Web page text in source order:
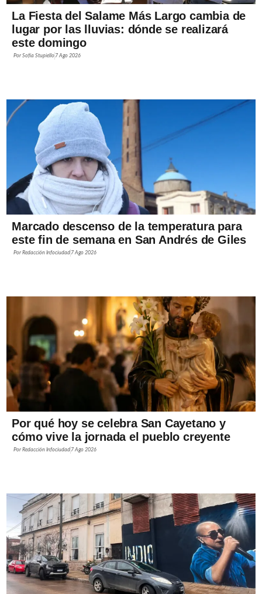
La Fiesta del Salame Más Largo cambia de
lugar por las lluvias: dónde se realizará
este domingo
PorSofía Stupiello 7 Ago 2026
Marcado descenso de la temperatura para
este fin de semana en San Andrés de Giles
PorRedacción Infociudad 7 Ago 2026
Por qué hoy se celebra San Cayetano y
cómo vive la jornada el pueblo creyente
PorRedacción Infociudad 7 Ago 2026